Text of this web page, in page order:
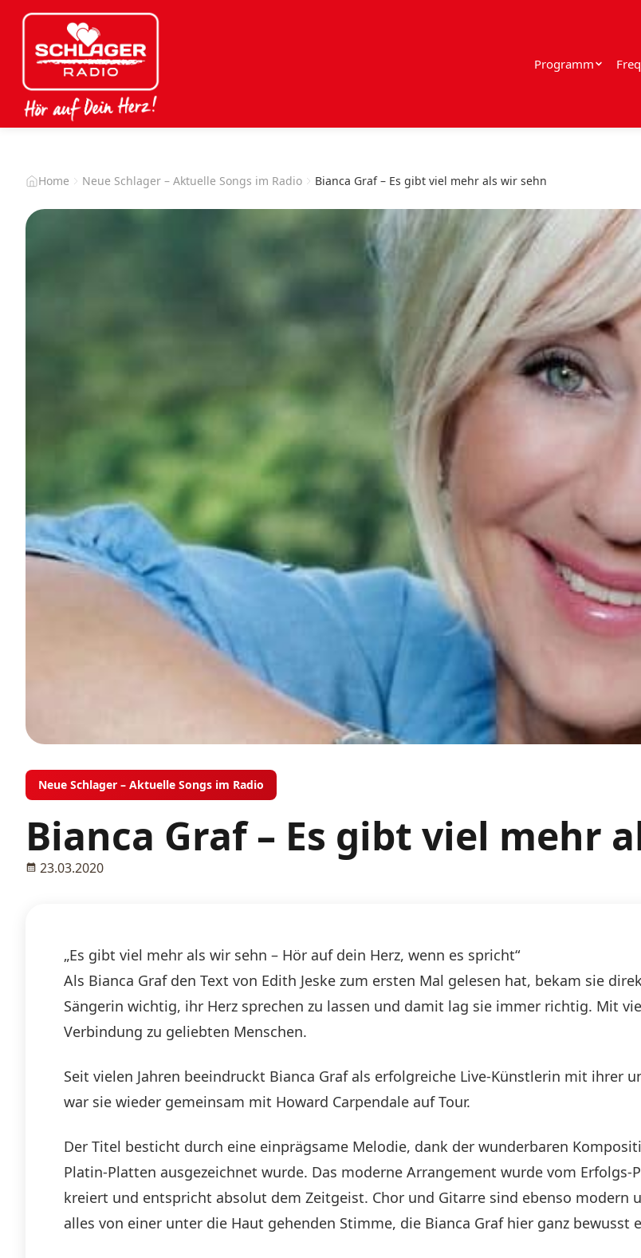
Programm
Home Neue Schlager – Aktuelle Songs im Radio Bianca Graf – Es gibt viel mehr als wir sehn
Neue Schlager – Aktuelle Songs im Radio
Bianca Graf – Es gibt viel mehr
23.03.2020
„Es gibt viel mehr als wir sehn – Hör auf dein Herz, wenn es spricht“
Als Bianca Graf den Text von Edith Jeske zum ersten Mal gelesen hat, bekam sie
Sängerin wichtig, ihr Herz sprechen zu lassen und damit lag sie immer richtig. Mit
Verbindung zu geliebten Menschen.
Seit vielen Jahren beeindruckt Bianca Graf als erfolgreiche Live-Künstlerin mit ihrer
war sie wieder gemeinsam mit Howard Carpendale auf Tour.
Der Titel besticht durch eine einprägsame Melodie, dank der wunderbaren
Platin-Platten ausgezeichnet wurde. Das moderne Arrangement wurde vom Erfolgs-
kreiert und entspricht absolut dem Zeitgeist. Chor und Gitarre sind ebenso modern
alles von einer unter die Haut gehenden Stimme, die Bianca Graf hier ganz bewusst